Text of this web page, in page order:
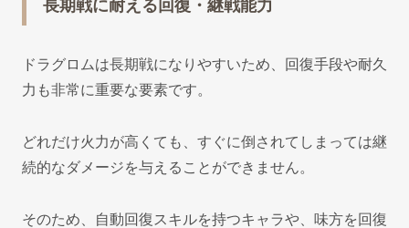
長期戦に耐える回復・継戦能力
ドラグロムは長期戦になりやすいため、回復手段や耐久
力も非常に重要な要素です。
どれだけ火力が高くても、すぐに倒されてしまっては継
続的なダメージを与えることができません。
そのため、自動回復スキルを持つキャラや、味方を回復